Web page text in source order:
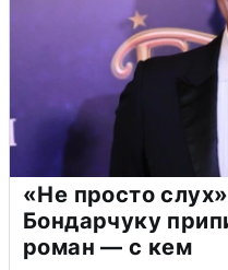
«Не просто
Бондарчуку
роман — с кем